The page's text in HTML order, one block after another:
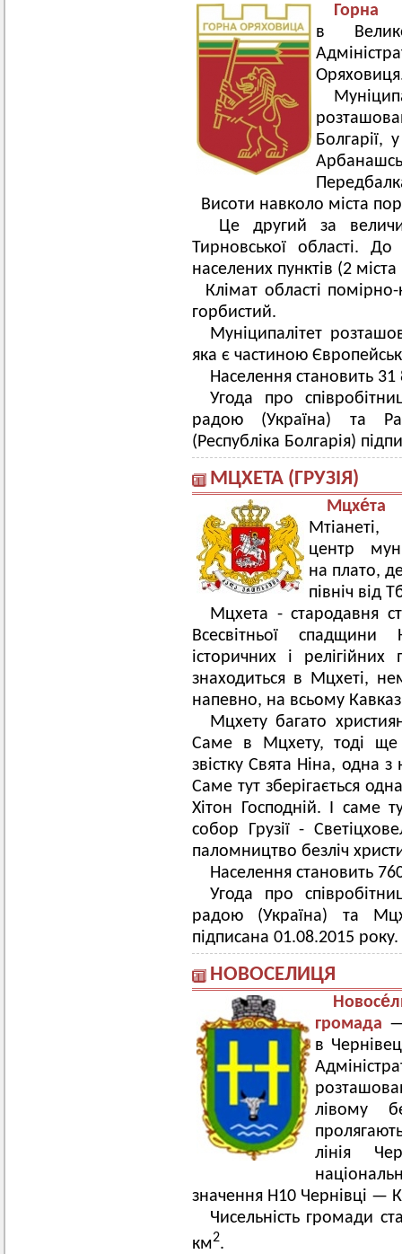
в
Болгарії,
Висоти навколо міста
Це другий за
Тирновської області. До
населених пунктів (2 міста
Клімат області
горбистий.
Муніципалітет
яка є частиною
Населення становить 31
Угода про
радою (Україна) та
(Республіка Болгарія)
МЦХЕТА (ГРУЗІЯ)
Мцхе́та
центр
на плато,
північ від
Мцхета - стародавня
Всесвітньої
історичних і
знаходиться в Мцхеті,
напевно, на всьому
Мцхету багато
Саме в Мцхету, тоді ще
звістку Свята Ніна, одна
Саме тут зберігається
Хітон Господній. І саме
собор Грузії -
паломництво безліч
Населення становить
Угода про
радою (Україна) та
підписана 01.08.2015 року.
НОВОСЕЛИЦЯ
громада
в
лівому
лінія
значення Н10 Чернівці —
Чисельність громади
км2.